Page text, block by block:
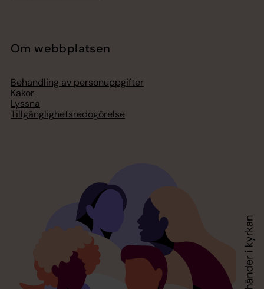
Om webbplatsen
Behandling av personuppgifter
Kakor
Lyssna
Tillgänglighetsredogörelse